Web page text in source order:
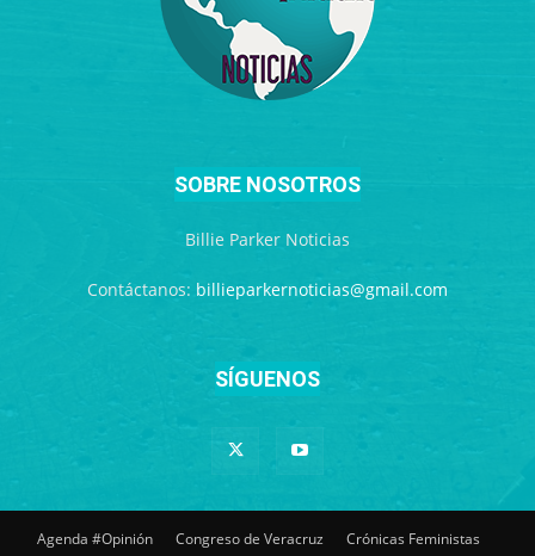
SOBRE NOSOTROS
Billie Parker Noticias
Contáctanos: billieparkernoticias@gmail.com
SÍGUENOS
Agenda #Opinión Congreso de Veracruz
Crónicas Feministas